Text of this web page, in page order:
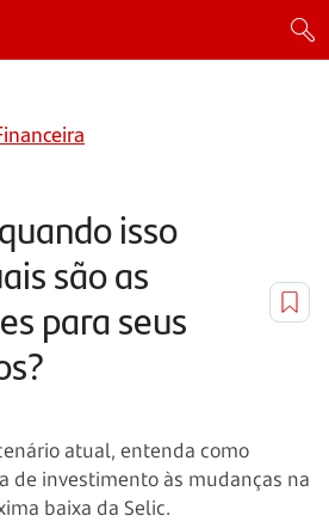
isso
são as
para seus
atual, entenda como
de investimento às mudanças na
baixa da Selic.